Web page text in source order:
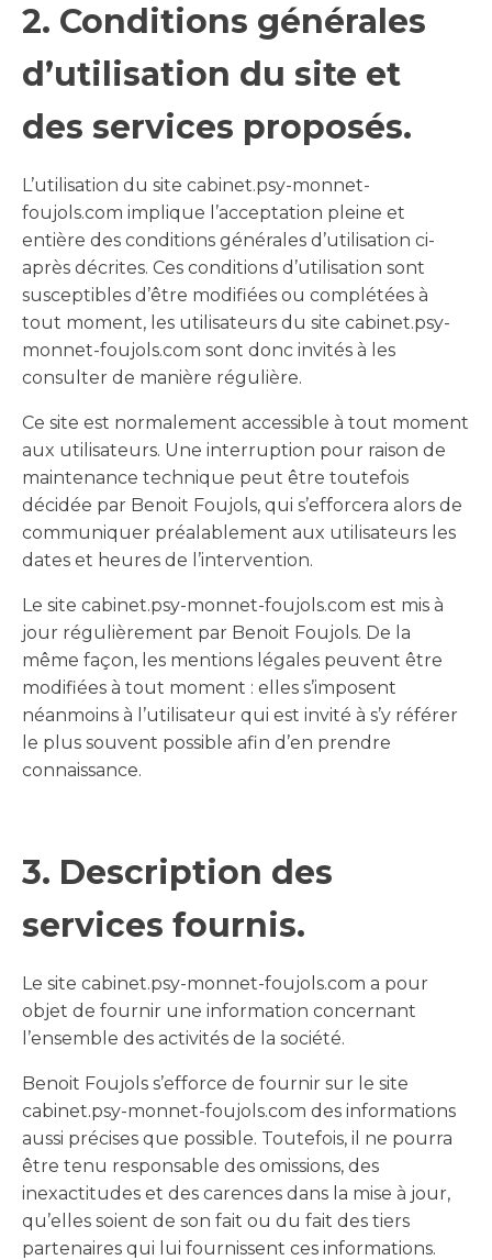
2. Conditions générales
d’utilisation du site et
des services proposés.
L’utilisation du site cabinet.psy-monnet-
foujols.com implique l’acceptation pleine et
entière des conditions générales d’utilisation ci-
après décrites. Ces conditions d’utilisation sont
susceptibles d’être modifiées ou complétées à
tout moment, les utilisateurs du site cabinet.psy-
monnet-foujols.com sont donc invités à les
consulter de manière régulière.
Ce site est normalement accessible à tout moment
aux utilisateurs. Une interruption pour raison de
maintenance technique peut être toutefois
décidée par Benoit Foujols, qui s’efforcera alors de
communiquer préalablement aux utilisateurs les
dates et heures de l’intervention.
Le site cabinet.psy-monnet-foujols.com est mis à
jour régulièrement par Benoit Foujols. De la
même façon, les mentions légales peuvent être
modifiées à tout moment : elles s’imposent
néanmoins à l’utilisateur qui est invité à s’y référer
le plus souvent possible afin d’en prendre
connaissance.
3. Description des
services fournis.
Le site cabinet.psy-monnet-foujols.com a pour
objet de fournir une information concernant
l’ensemble des activités de la société.
Benoit Foujols s’efforce de fournir sur le site
cabinet.psy-monnet-foujols.com des informations
aussi précises que possible. Toutefois, il ne pourra
être tenu responsable des omissions, des
inexactitudes et des carences dans la mise à jour,
qu’elles soient de son fait ou du fait des tiers
partenaires qui lui fournissent ces informations.